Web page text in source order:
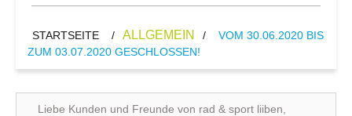
STARTSEITE / ALLGEMEIN /
VOM 30.06.2020 BIS
ZUM 03.07.2020 GESCHLOSSEN!
Liebe Kunden und Freunde von rad & sport liiben,